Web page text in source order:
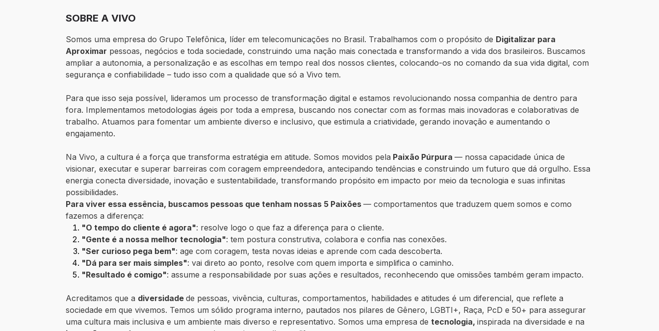
SOBRE A VIVO
Somos uma empresa do Grupo Telefônica, líder em telecomunicações no Brasil. Trabalhamos com o propósito de Digitalizar para
Aproximar pessoas, negócios e toda sociedade, construindo uma nação mais conectada e transformando a vida dos brasileiros. Buscamos
ampliar a autonomia, a personalização e as escolhas em tempo real dos nossos clientes, colocando-os no comando da sua vida digital, com
segurança e confiabilidade – tudo isso com a qualidade que só a Vivo tem.
Para que isso seja possível, lideramos um processo de transformação digital e estamos revolucionando nossa companhia de dentro para
fora. Implementamos metodologias ágeis por toda a empresa, buscando nos conectar com as formas mais inovadoras e colaborativas de
trabalho. Atuamos para fomentar um ambiente diverso e inclusivo, que estimula a criatividade, gerando inovação e aumentando o
engajamento.
Na Vivo, a cultura é a força que transforma estratégia em atitude. Somos movidos pela Paixão Púrpura— nossa capacidade única de
visionar, executar e superar barreiras com coragem empreendedora, antecipando tendências e construindo um futuro que dá orgulho. Essa
energia conecta diversidade, inovação e sustentabilidade, transformando propósito em impacto por meio da tecnologia e suas infinitas
possibilidades.
Para viver essa essência, buscamos pessoas que tenham nossas 5 Paixões— comportamentos que traduzem quem somos e como
fazemos a diferença:
"O tempo do cliente é agora": resolve logo o que faz a diferença para o cliente.
"Gente é a nossa melhor tecnologia": tem postura construtiva, colabora e confia nas conexões.
"Ser curioso pega bem": age com coragem, testa novas ideias e aprende com cada descoberta.
"Dá para ser mais simples": vai direto ao ponto, resolve com quem importa e simplifica o caminho.
"Resultado é comigo": assume a responsabilidade por suas ações e resultados, reconhecendo que omissões também geram impacto.
Acreditamos que a diversidadede pessoas, vivência, culturas, comportamentos, habilidades e atitudes é um diferencial, que reflete a
sociedade em que vivemos. Temos um sólido programa interno, pautados nos pilares de Gênero, LGBTI+, Raça, PcD e 50+ para assegurar
uma cultura mais inclusiva e um ambiente mais diverso e representativo. Somos uma empresa detecnologia,inspirada na diversidade e na